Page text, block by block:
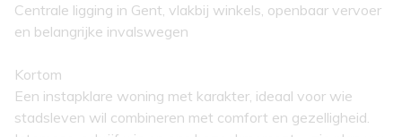
Centrale ligging in Gent, vlakbij winkels, openbaar vervoer
en belangrijke invalswegen
Kortom
Een instapklare woning met karakter, ideaal voor wie
stadsleven wil combineren met comfort en gezelligheid.